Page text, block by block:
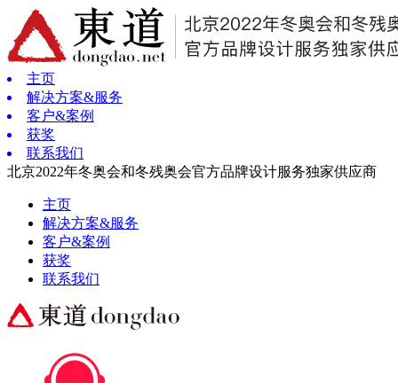
主页
解决方案&服务
客户&案例
获奖
联系我们
北京2022年冬奥会和冬残奥会官方品牌设计服务独家供应商
主页
解决方案&服务
客户&案例
获奖
联系我们